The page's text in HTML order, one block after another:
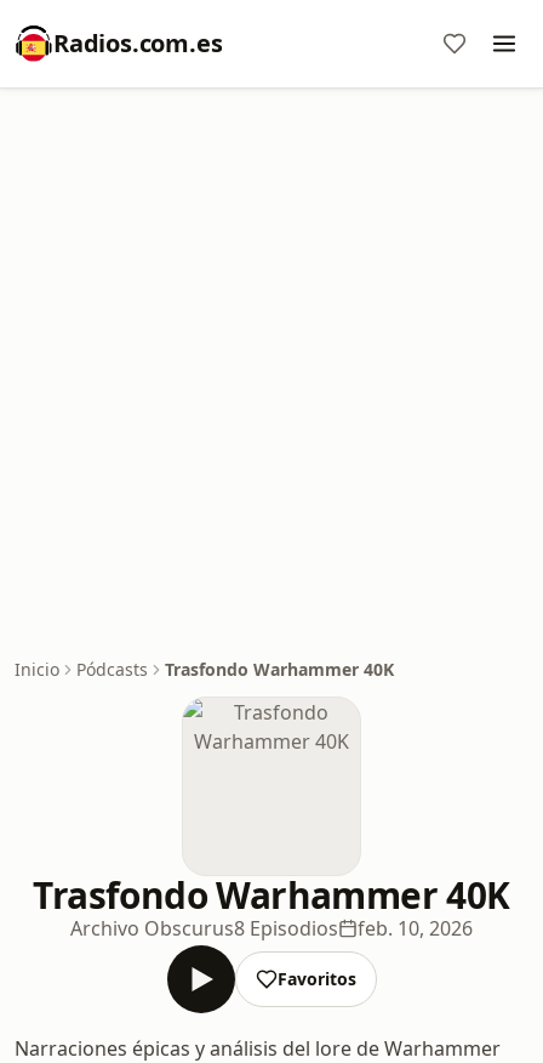
Radios.com.es
Inicio Pódcasts Trasfondo Warhammer 40K
Trasfondo Warhammer 40K
Archivo Obscurus8 Episodios feb. 10, 2026
Favoritos
Narraciones épicas y análisis del lore de Warhammer